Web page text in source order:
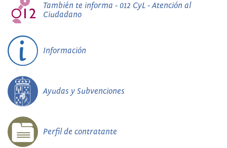
También te informa - 012 CyL - Atención al
Ciudadano
Información
Ayudas y Subvenciones
Perfil de contratante